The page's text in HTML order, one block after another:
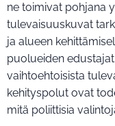
ne toimivat pohjana
tulevaisuuskuvat
ja alueen
puolueiden
vaihtoehtoisista
kehityspolut ovat
mitä poliittisia